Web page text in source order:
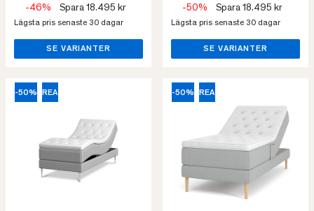
-46% Spara 18.495 kr
Lägsta pris senaste 30 dagar
SE VARIANTER
-50% Spara 18.495 kr
Lägsta pris senaste 30 dagar
SE VARIANTER
-50% REA -50% REA